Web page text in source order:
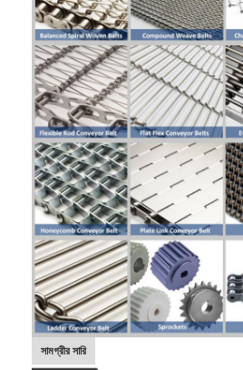
বাড়ি
পণ্য
আমাদের সম্পর্কে
সামগ্রীর সারি